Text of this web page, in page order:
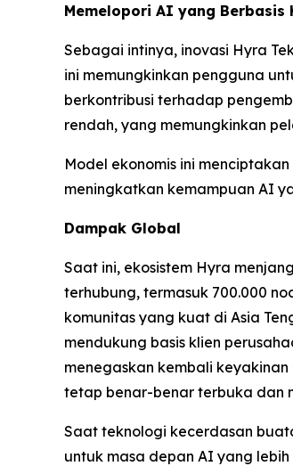
Memelopori AI yang Berbasis
Sebagai intinya, inovasi Hyra
ini memungkinkan pengguna
berkontribusi terhadap
rendah, yang memungkinkan
Model ekonomis ini
meningkatkan kemampuan AI
Dampak Global
Saat ini, ekosistem Hyra
terhubung, termasuk 700.000
komunitas yang kuat di Asia
mendukung basis klien
menegaskan kembali
tetap benar-benar terbuka dan
Saat teknologi kecerdasan
untuk masa depan AI yang